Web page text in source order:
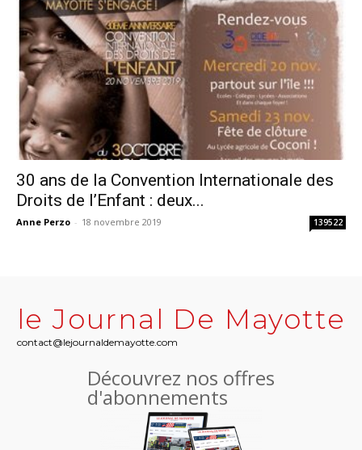
30 ans de la Convention Internationale des
Droits de l’Enfant : deux...
Anne Perzo - 18 novembre 2019 139522
le Journal De Mayotte
contact@lejournaldemayotte.com
Découvrez nos offres
d'abonnements